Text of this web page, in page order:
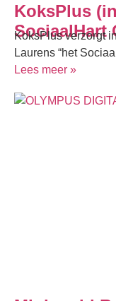
KoksPlus
SociaalHart
KoksPlus verzorgt
Laurens “het
Lees meer »